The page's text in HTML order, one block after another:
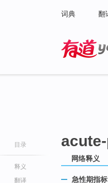
词典 翻
目录
释义
翻译
网络释义
急性期指标